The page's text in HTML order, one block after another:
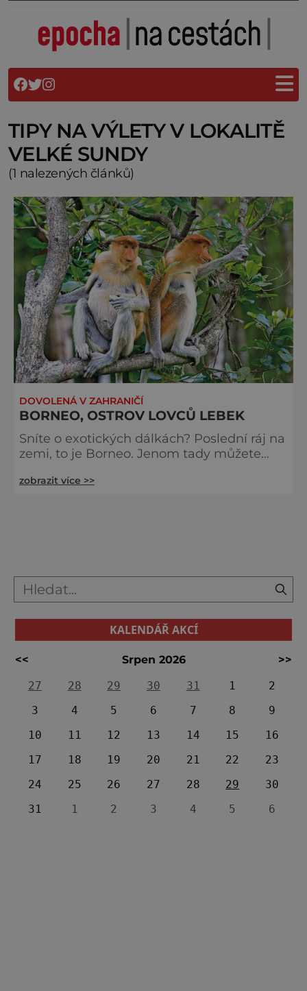
TIPY NA VÝLETY V LOKALITĚ
VELKÉ SUNDY
(1 nalezených článků)
DOVOLENÁ V ZAHRANIČÍ
BORNEO, OSTROV LOVCŮ LEBEK
Sníte o exotických dálkách? Poslední ráj na
zemi, to je Borneo. Jenom tady můžete
sahající do oblak, orangutany, či slunečné
nebojte se, lidi už dávno neloví. Z
zobrazit více >>
KALENDÁŘ AKCÍ
<< Srpen 2026
>>
27
28 29 30 31 1
2
3
4 5 6 7 8
9
10
11 12 13 14 15
16
17
18 19 20 21 22
23
24
25 26 27 28 29
30
31
1 2 3 4 5 6